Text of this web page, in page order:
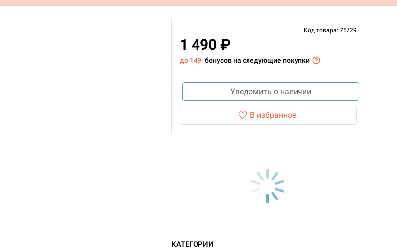
Код товара: 75729
1 490 ₽
до 149 бонусов на следующие покупки
Уведомить о наличии
В избранное
КАТЕГОРИИ